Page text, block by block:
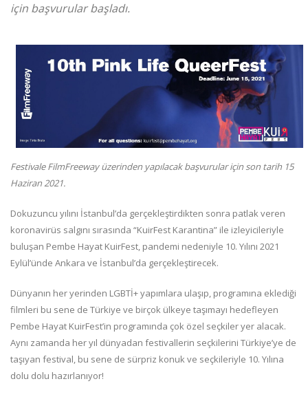
için başvurular başladı.
Festivale FilmFreeway üzerinden yapılacak başvurular için son tarih 15
Haziran 2021.
Dokuzuncu yılını İstanbul’da gerçekleştirdikten sonra patlak veren
koronavirüs salgını sırasında “KuirFest Karantina” ile izleyicileriyle
buluşan Pembe Hayat KuirFest, pandemi nedeniyle 10. Yılını 2021
Eylül’ünde Ankara ve İstanbul’da gerçekleştirecek.
Dünyanın her yerinden LGBTİ+ yapımlara ulaşıp, programına eklediği
filmleri bu sene de Türkiye ve birçok ülkeye taşımayı hedefleyen
Pembe Hayat KuirFest’in programında çok özel seçkiler yer alacak.
Aynı zamanda her yıl dünyadan festivallerin seçkilerini Türkiye’ye de
taşıyan festival, bu sene de sürpriz konuk ve seçkileriyle 10. Yılına
dolu dolu hazırlanıyor!